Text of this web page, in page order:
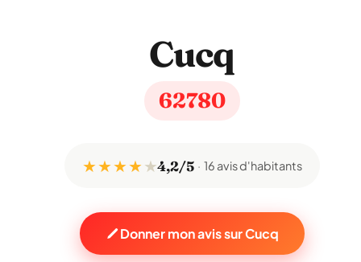
Cucq
62780
★ ★ ★ ★★4,2/5 16 avis d'habitants
Donner mon avis sur Cucq